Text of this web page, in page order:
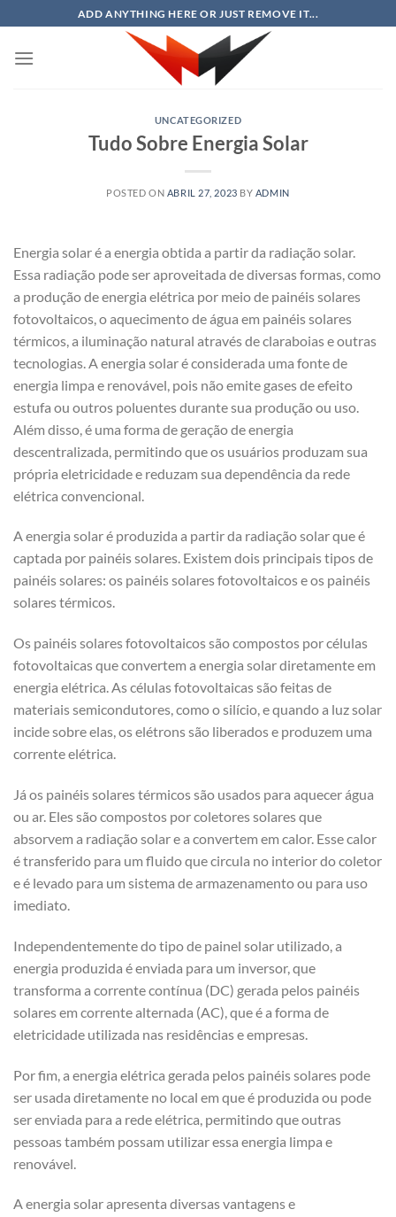
to
content
ADD ANYTHING HERE OR JUST REMOVE IT...
UNCATEGORIZED
Tudo Sobre Energia Solar
POSTED ON ABRIL 27, 2023 BY ADMIN
Energia solar é a energia obtida a partir da radiação solar.
Essa radiação pode ser aproveitada de diversas formas, como
a produção de energia elétrica por meio de painéis solares
fotovoltaicos, o aquecimento de água em painéis solares
térmicos, a iluminação natural através de claraboias e outras
tecnologias. A energia solar é considerada uma fonte de
energia limpa e renovável, pois não emite gases de efeito
estufa ou outros poluentes durante sua produção ou uso.
Além disso, é uma forma de geração de energia
descentralizada, permitindo que os usuários produzam sua
própria eletricidade e reduzam sua dependência da rede
elétrica convencional.
A energia solar é produzida a partir da radiação solar que é
captada por painéis solares. Existem dois principais tipos de
painéis solares: os painéis solares fotovoltaicos e os painéis
solares térmicos.
Os painéis solares fotovoltaicos são compostos por células
fotovoltaicas que convertem a energia solar diretamente em
energia elétrica. As células fotovoltaicas são feitas de
materiais semicondutores, como o silício, e quando a luz solar
incide sobre elas, os elétrons são liberados e produzem uma
corrente elétrica.
Já os painéis solares térmicos são usados para aquecer água
ou ar. Eles são compostos por coletores solares que
absorvem a radiação solar e a convertem em calor. Esse calor
é transferido para um fluido que circula no interior do coletor
e é levado para um sistema de armazenamento ou para uso
imediato.
Independentemente do tipo de painel solar utilizado, a
energia produzida é enviada para um inversor, que
transforma a corrente contínua (DC) gerada pelos painéis
solares em corrente alternada (AC), que é a forma de
eletricidade utilizada nas residências e empresas.
Por fim, a energia elétrica gerada pelos painéis solares pode
ser usada diretamente no local em que é produzida ou pode
ser enviada para a rede elétrica, permitindo que outras
pessoas também possam utilizar essa energia limpa e
renovável.
A energia solar apresenta diversas vantagens e